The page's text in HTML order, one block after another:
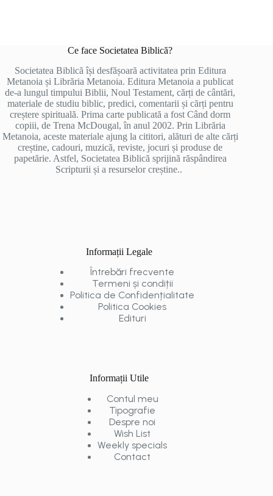
Ce face Societatea Biblică?
Societatea Biblică își desfășoară activitatea prin Editura
Metanoia și Librăria Metanoia. Editura Metanoia a publicat
de-a lungul timpului Biblii, Noul Testament, cărți de cântări,
materiale de studiu biblic, predici, comentarii și cărți pentru
creștere spirituală. Prima carte publicată a fost Când dorm
copiii, de Trena McDougal, în anul 2002. Prin Librăria
Metanoia, aceste materiale ajung la cititori, alături de alte cărți
creștine, cadouri, muzică, reviste, jocuri și produse de
papetărie. Astfel, Societatea Biblică sprijină răspândirea
Scripturii și a resurselor creștine..
Informații Legale
Întrebări frecvente
Termeni și condiții
Politica de Confidențialitate
Politica Cookies
Edituri
Informații Utile
Contul meu
Tipografie
Despre noi
Wish List
Weekly specials
Contact